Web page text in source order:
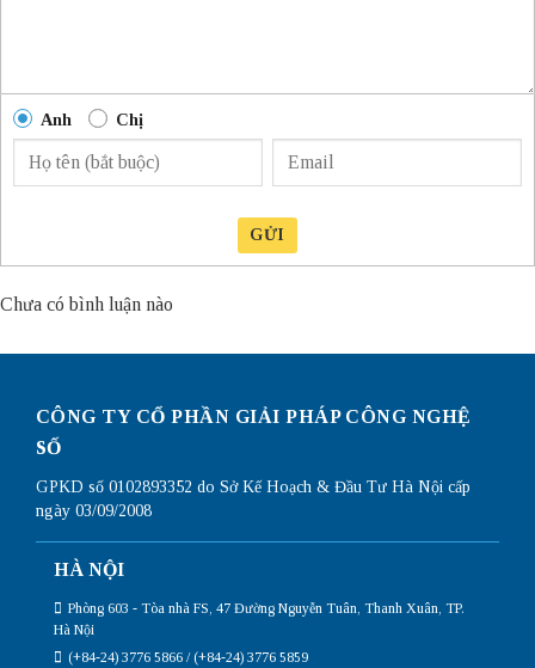
Anh Chị
GỬI
Chưa có bình luận nào
CÔNG TY CỔ PHẦN GIẢI PHÁP CÔNG NGHỆ
SỐ
GPKD số 0102893352 do Sở Kế Hoạch & Đầu Tư Hà Nội cấp
ngày 03/09/2008
HÀ NỘI
Phòng 603 - Tòa nhà FS, 47 Đường Nguyễn Tuân, Thanh Xuân, TP.
Hà Nội
(+84-24) 3776 5866 / (+84-24) 3776 5859